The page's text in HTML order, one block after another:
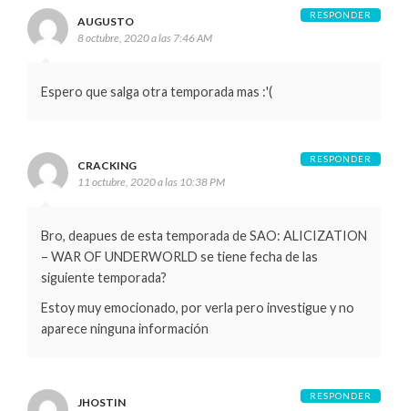
AUGUSTO
8 octubre, 2020 a las 7:46 AM
Espero que salga otra temporada mas :'(
RESPONDER
CRACKING
11 octubre, 2020 a las 10:38 PM
Bro, deapues de esta temporada de SAO: ALICIZATION
– WAR OF UNDERWORLD se tiene fecha de las
siguiente temporada?
Estoy muy emocionado, por verla pero investigue y no
aparece ninguna información
RESPONDER
JHOSTIN
RESPONDER